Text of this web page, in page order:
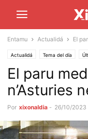
Entamu Actualidá El
Actualidá Tema del día
El paru
n’Asturies
Por xixonaldia - 26/10/2023